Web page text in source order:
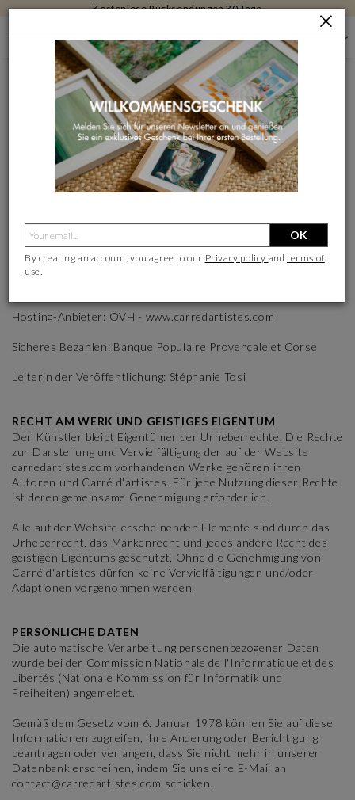
Kostenlose Rücksendungen 30 Tage
RECHTLICHE HINWEISE
RECHTLICHE HINWEISE
HERAUSGEBER
Carré d'artistes
SAS mit einem Kapital von 482.800 €
Eingetragen im Handels- und Gesellschaftsregister von Aix en
Provence unter der Nr. 437 656 051
Domiziliert in 230 chemin des valladets 13510 Eguilles -
Hosting-Anbieter: OVH - www.carredartistes.com
Sicheres Bezahlen: Banque Populaire Provençale et Corse
Leiterin der Veröffentlichung: Stéphanie Tosi
RECHT AM WERK UND GEISTIGES EIGENTUM
Der Künstler bleibt Eigentümer der Urheberrechte. Die Rechte
zur Darstellung und Vervielfältigung der auf der Website
carredartistes.com vorhandenen Werke gehören ihren
Autoren und Carré d'artistes. Für jede Nutzung dieser Rechte
ist deren gemeinsame Genehmigung erforderlich.
Alle auf der Website erscheinenden Elemente sind durch das
Urheberrecht, das Markenrecht und jedes andere Recht des
geistigen Eigentums geschützt. Ohne die Genehmigung von
Carré d'artistes dürfen keine Vervielfältigungen und/oder
Adaptionen vorgenommen werden.
PERSÖNLICHE DATEN
Die automatische Verarbeitung personenbezogener Daten
wurde bei der Commission Nationale de l'Informatique et des
Libertés (Nationale Kommission für Informatik und
Freiheiten) angemeldet.
Gemäß dem Gesetz vom 6. Januar 1978 können Sie auf diese
Informationen zugreifen, ihre Änderung oder Berichtigung
beantragen oder verlangen, dass Sie nicht mehr in unserer
Datenbank erscheinen, indem Sie uns eine E-Mail an
contact@carredartistes.com schicken.
OK
By creating an account, you agree to our Privacy policy andterms of
use.